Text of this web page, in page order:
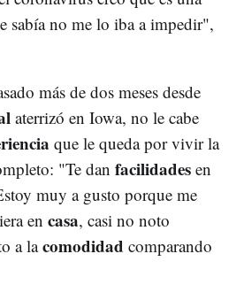
sabía no me lo iba a impedir",
más de dos meses desde
aterrizó en Iowa, no le cabe
que le queda por vivir la
"Te dan facilidades en
muy a gusto porque me
en casa, casi no noto
a lacomodidad comparando